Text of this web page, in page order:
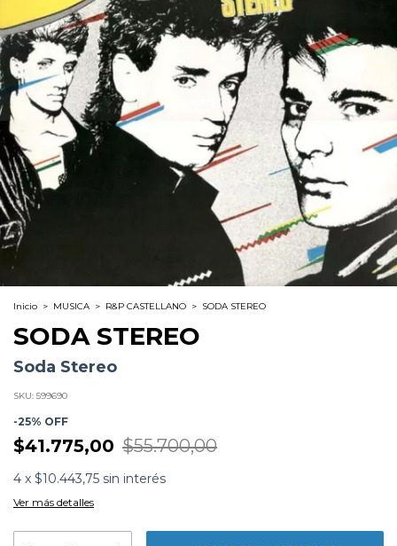
Inicio > MUSICA > R&P CASTELLANO > SODA STEREO
SODA STEREO
Soda Stereo
SKU: 599690
-25% OFF
$41.775,00 $55.700,00
4 x $10.443,75 sin interés
Ver más detalles